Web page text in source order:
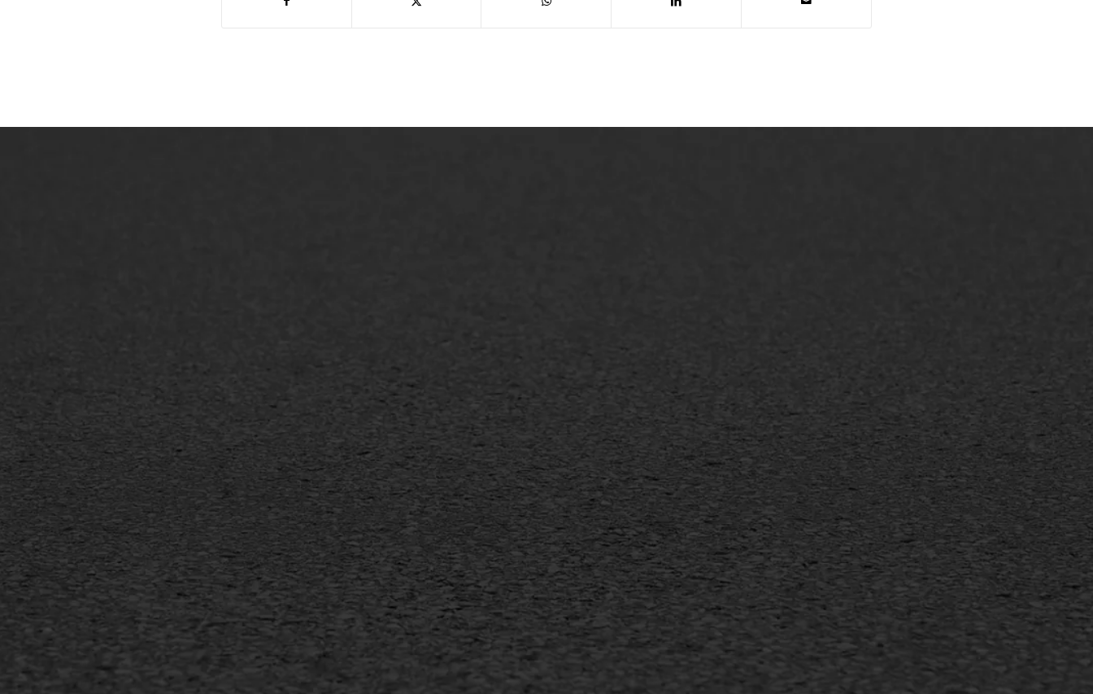
Markering verlagen
WIJ WERKEN VOOR
GWW aannemers
Overheid
Industrie & MKB
Agrarische bedrijven
Bitumineuze voegvulling
Gietasfalt reparatie
Verwijderen markering
Vlakslijpen
Inschrijven nieuwsbrief
Duurzaam ondernemen